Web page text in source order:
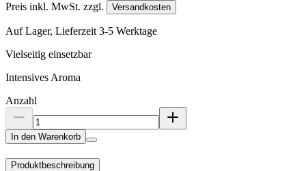
Preis inkl. MwSt. zzgl. Versandkosten
Auf Lager, Lieferzeit 3-5 Werktage
Vielseitig einsetzbar
Intensives Aroma
Anzahl
In den Warenkorb
Produktbeschreibung